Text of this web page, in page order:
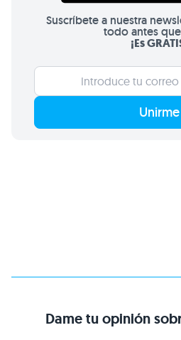
Suscríbete a nuestra
todo antes
¡Es
Unirme
Dame tu opinión